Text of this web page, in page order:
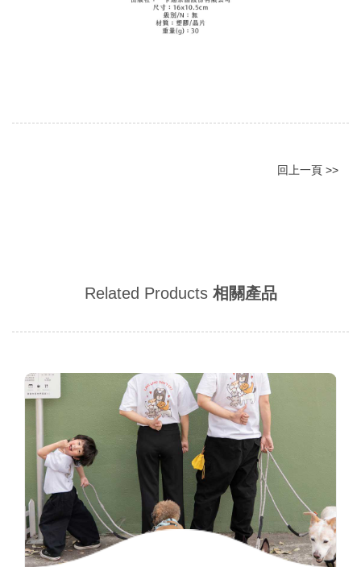
回上一頁 >>
Related Products 相關產品